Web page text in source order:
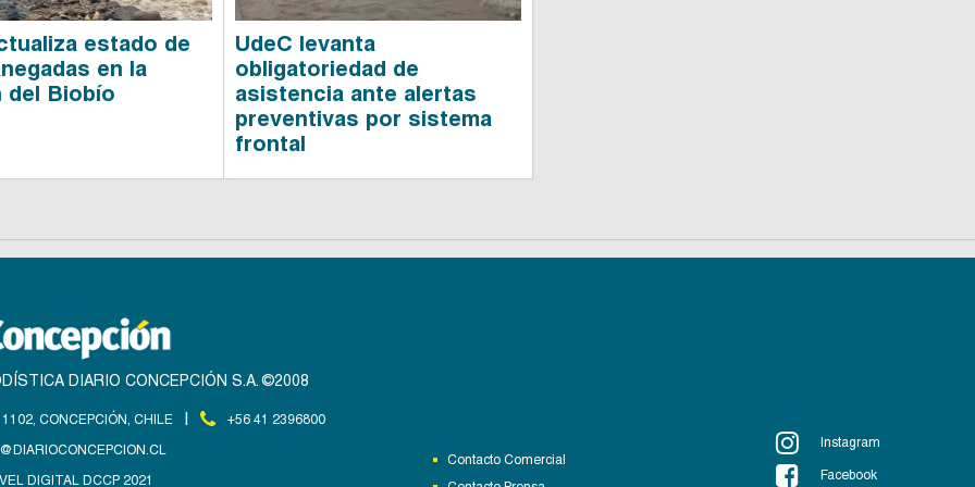
estado de
en la
del Biobío
UdeC levanta
obligatoriedad de
asistencia ante alertas
preventivas por sistema
frontal
DIARIO CONCEPCIÓN S.A. ©2008
CONCEPCIÓN, CHILE
+56 41 2396800
DIGITAL DCCP 2021
Contacto Comercial
Instagram
Facebook